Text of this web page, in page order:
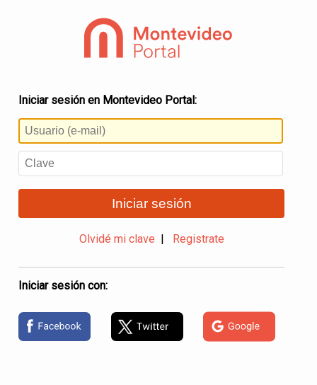
Iniciar sesión en Montevideo Portal:
Iniciar sesión
Olvidé mi clave Registrate
Iniciar sesión con: